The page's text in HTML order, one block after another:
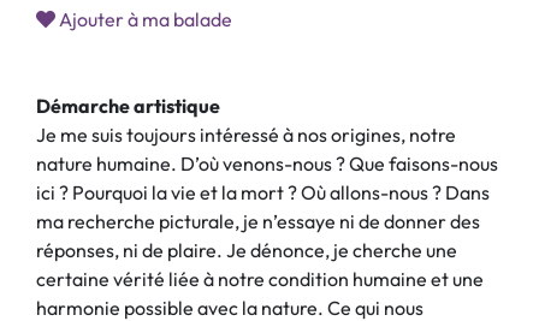
Ajouter à ma balade
Démarche artistique
Je me suis toujours intéressé à nos origines, notre
nature humaine. D’où venons-nous ? Que faisons-nous
ici ? Pourquoi la vie et la mort ? Où allons-nous ? Dans
ma recherche picturale, je n’essaye ni de donner des
réponses, ni de plaire. Je dénonce, je cherche une
certaine vérité liée à notre condition humaine et une
harmonie possible avec la nature. Ce qui nous